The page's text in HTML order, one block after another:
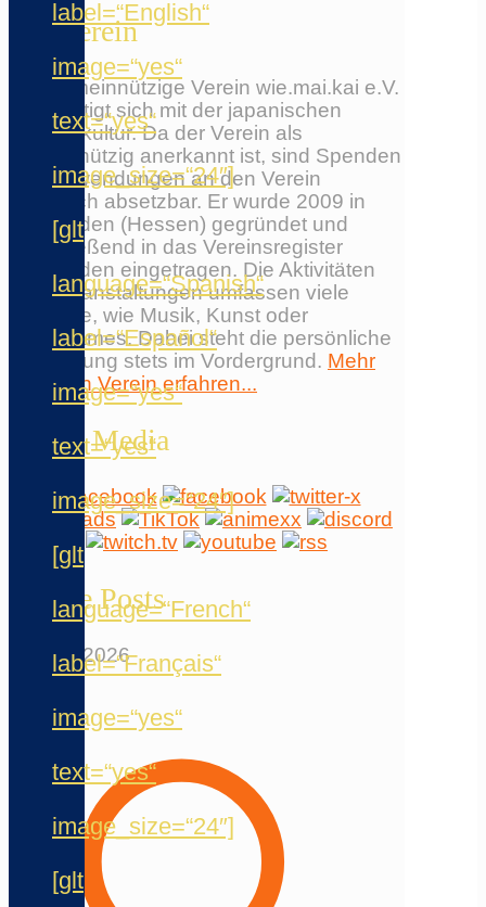
label=“English“
image=“yes“
text=“yes“
image_size=“24″]
[glt
language=“Spanish“
label=“Español“
image=“yes“
text=“yes“
image_size=“24″]
[glt
language=“French“
label=“Français“
image=“yes“
text=“yes“
image_size=“24″]
[glt
Der Verein
Der gemeinnützige Verein wie.mai.kai e.V.
beschäftigt sich mit der japanischen
Populärkultur. Da der Verein als
gemeinnützig anerkannt ist, sind Spenden
und Zuwendungen an den Verein
steuerlich absetzbar. Er wurde 2009 in
Wiesbaden (Hessen) gegründet und
anschließend in das Vereinsregister
Wiesbaden eingetragen. Die Aktivitäten
und Veranstaltungen umfassen viele
Bereiche, wie Musik, Kunst oder
Videogames. Dabei steht die persönliche
Begegnung stets im Vordergrund. Mehr
über den Verein erfahren...
Social Media
Neuste Posts
23. Mai 2026